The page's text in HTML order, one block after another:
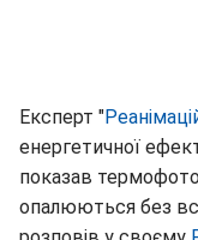
Експерт "
енергетичної
показав
опалюються без